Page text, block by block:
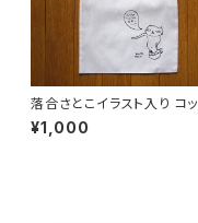
落合さとこイラスト入り コッ
バック
¥1,000